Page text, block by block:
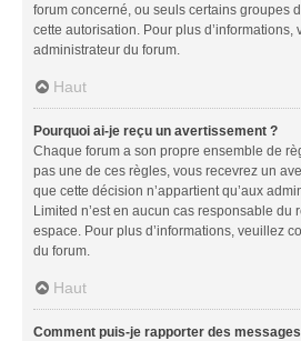
forum concerné, ou seuls certains groupes
cette autorisation. Pour plus d’informations,
administrateur du forum.
Haut
Pourquoi ai-je reçu un avertissement ?
Chaque forum a son propre ensemble de
pas une de ces règles, vous recevrez un
que cette décision n’appartient qu’aux
Limited n’est en aucun cas responsable du
espace. Pour plus d’informations, veuillez
du forum.
Haut
Comment puis-je rapporter des